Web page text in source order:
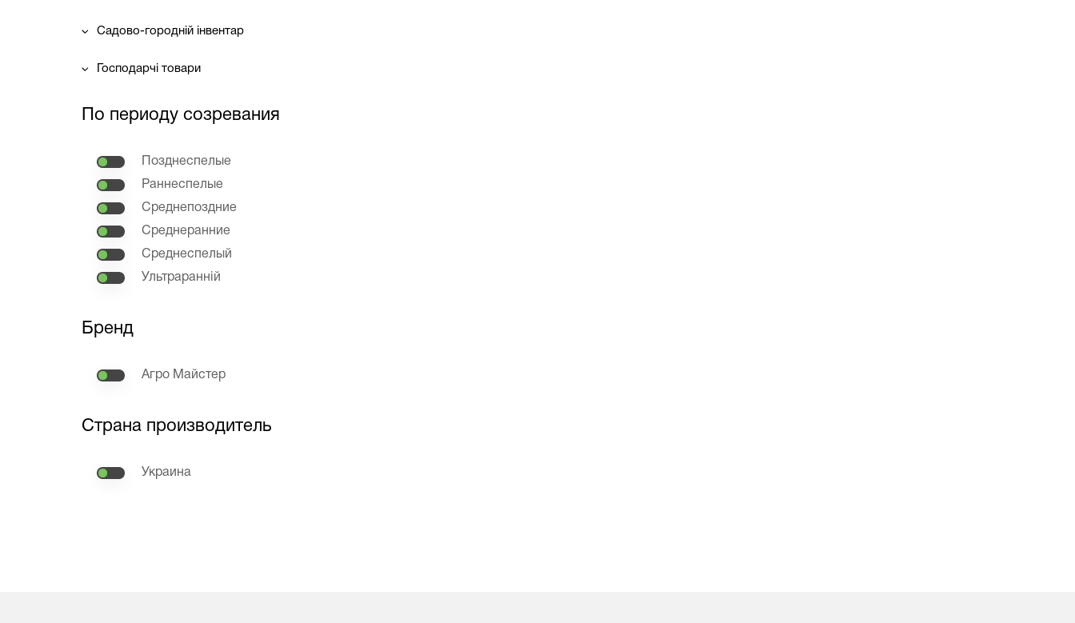
Садово-городній інвентар
Господарчі товари
По периоду созревания
Позднеспелые
Раннеспелые
Среднепоздние
Среднеранние
Среднеспелый
Ультраранній
Бренд
Агро Майстер
Страна производитель
Украина